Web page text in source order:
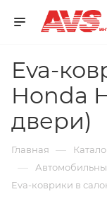
Eva-
Honda
двери)
Главная —
—
Eva-коврики в